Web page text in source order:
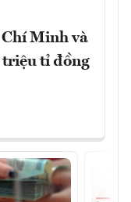
Minh và
triệu tỉ đồng